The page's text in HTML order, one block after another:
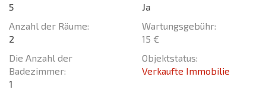
5
Anzahl der Räume:
2
Die Anzahl der
Badezimmer:
1
Ja
Wartungsgebühr:
15 €
Objektstatus:
Verkaufte Immobilie